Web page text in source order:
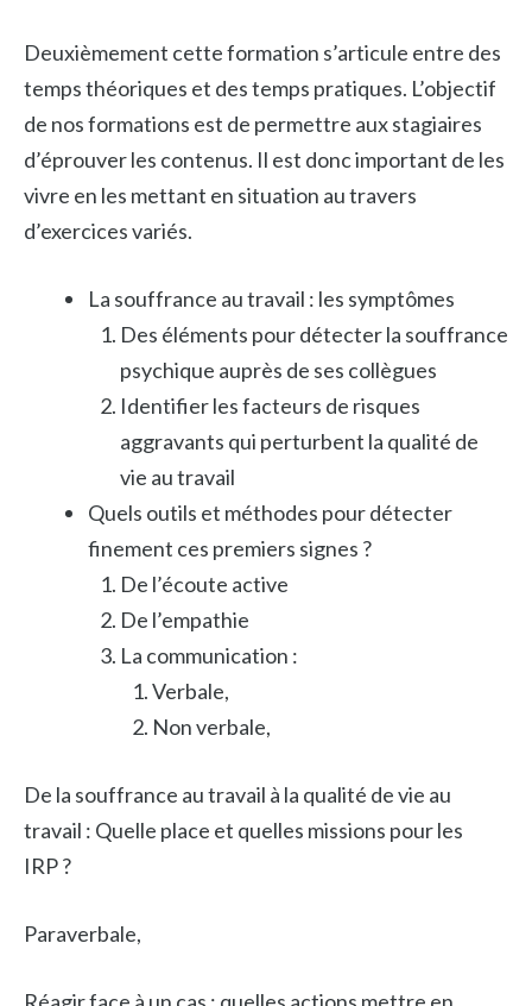
Deuxièmement cette formation s’articule entre des
temps théoriques et des temps pratiques. L’objectif
de nos formations est de permettre aux stagiaires
d’éprouver les contenus. Il est donc important de les
vivre en les mettant en situation au travers
d’exercices variés.
La souffrance au travail : les symptômes
Des éléments pour détecter la souffrance
psychique auprès de ses collègues
Identifier les facteurs de risques
aggravants qui perturbent la qualité de
vie au travail
Quels outils et méthodes pour détecter
finement ces premiers signes ?
De l’écoute active
De l’empathie
La communication :
Verbale,
Non verbale,
De la souffrance au travail à la qualité de vie au
travail : Quelle place et quelles missions pour les
IRP ?
Paraverbale,